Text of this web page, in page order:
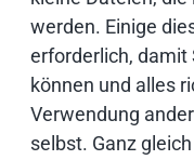
werden. Einige
erforderlich, damit
können und alles
Verwendung
selbst. Ganz
Services &
Consulting